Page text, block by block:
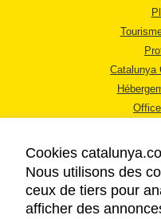
Catalunya
Cookies
Nous utilisons des
ceux de tiers pour
afficher des